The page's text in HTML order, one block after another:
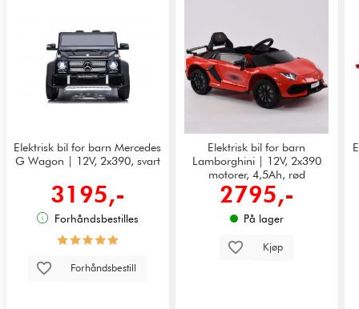
Elektrisk bil for barn Mercedes
G Wagon | 12V, 2x390, svart
3195,-
Forhåndsbestilles
Forhåndsbestill
Elektrisk bil for barn
Lamborghini | 12V, 2x390
motorer, 4,5Ah, rød
2795,-
På lager
Kjøp